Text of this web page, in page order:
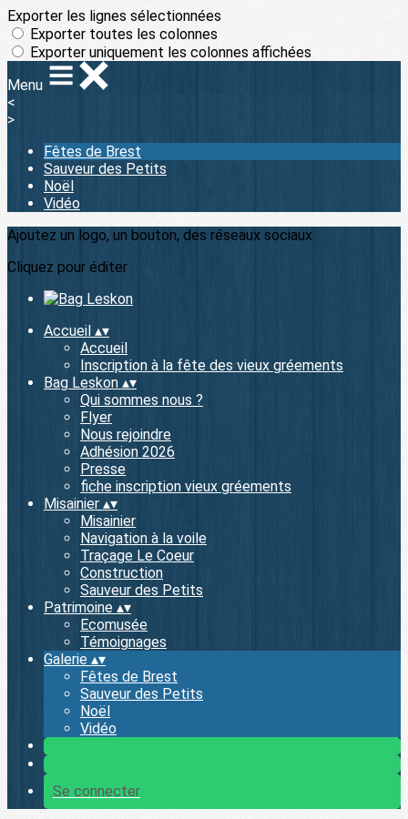
Exporter les lignes sélectionnées
Exporter toutes les colonnes
Exporter uniquement les colonnes affichées
Menu
<
>
Fêtes de Brest
Sauveur des Petits
Noël
Vidéo
Ajoutez un logo, un bouton, des réseaux sociaux
Cliquez pour éditer
Accueil ▴▾
Accueil
Inscription à la fête des vieux gréements
Bag Leskon ▴▾
Qui sommes nous ?
Flyer
Nous rejoindre
Adhésion 2026
Presse
fiche inscription vieux gréements
Misainier ▴▾
Misainier
Navigation à la voile
Traçage Le Coeur
Construction
Sauveur des Petits
Patrimoine ▴▾
Ecomusée
Témoignages
Galerie ▴▾
Fêtes de Brest
Sauveur des Petits
Noël
Vidéo
Se connecter